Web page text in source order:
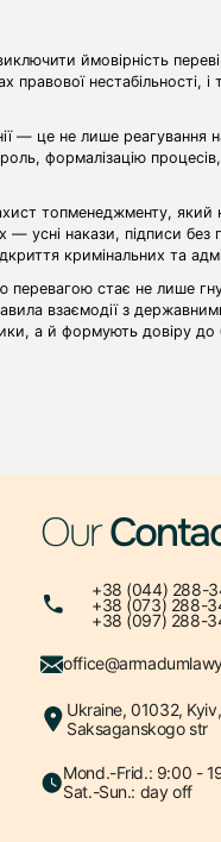
ймовірність
нестабільності,
— це не лише реагування
формалізацію
топменеджменту, який
усні накази, підписи без
кримінальних та
стає не лише
взаємодії з
а й формують довіру до
Our
+38 (044) 288-
+38 (073) 288-
+38 (097) 288-
Ukraine, 01032,
Saksaganskogo str
Mond.-Frid.: 9:00 -
Sat.-Sun.: day off